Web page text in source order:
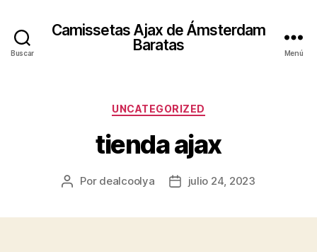
Buscar
Camissetas Ajax de Ámsterdam
Baratas
Menú
Categorías
UNCATEGORIZED
tienda ajax
Autor
Por dealcoolya
Fechajulio 24, 2023